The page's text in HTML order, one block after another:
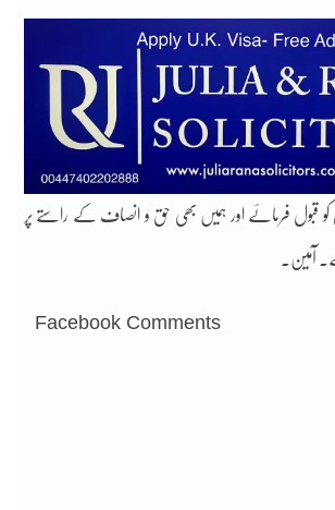
کو قبول فرمائے اور ہمیں بھی حق و انصاف کے راستے پر
آمین۔
Facebook Comments